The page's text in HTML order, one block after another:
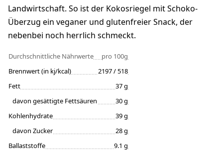
Landwirtschaft. So ist der Kokosriegel mit Schoko-
Überzug ein veganer und glutenfreier Snack, der
nebenbei noch herrlich schmeckt.
Durchschnittliche Nährwerte
pro 100g
Brennwert (in kj/kcal)
2197 / 518
Fett
37 g
davon gesättigte Fettsäuren
30 g
Kohlenhydrate
39 g
davon Zucker
28 g
Ballaststoffe
9.1 g